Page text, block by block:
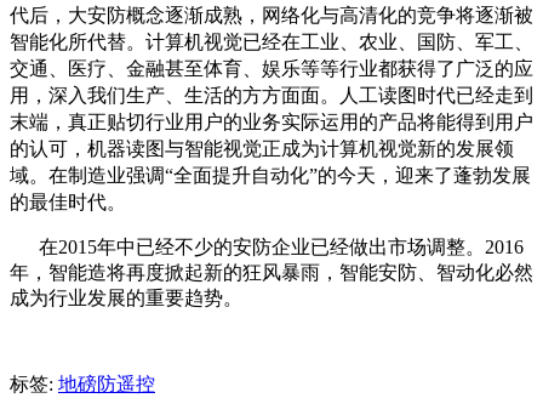
代后，大安防概念逐渐成熟，网络化与高清化的竞争将逐渐被
智能化所代替。计算机视觉已经在工业、农业、国防、军工、
交通、医疗、金融甚至体育、娱乐等等行业都获得了广泛的应
用，深入我们生产、生活的方方面面。人工读图时代已经走到
末端，真正贴切行业用户的业务实际运用的产品将能得到用户
的认可，机器读图与智能视觉正成为计算机视觉新的发展领
域。在制造业强调“全面提升自动化”的今天，迎来了蓬勃发展
的最佳时代。
在2015年中已经不少的安防企业已经做出市场调整。2016
年，智能造将再度掀起新的狂风暴雨，智能安防、智动化必然
成为行业发展的重要趋势。
标签: 地磅防遥控